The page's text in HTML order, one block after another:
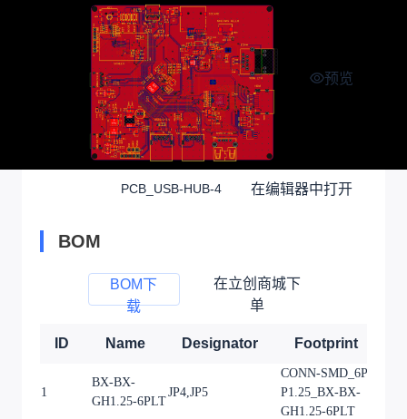
预览
PCB_USB-HUB-4 在编辑器中打开
BOM
BOM下
载
在立创商城下
单
ID Name Designator Footprint
1
BX-BX-
GH1.25-6PLT
JP4,JP5
CONN-SMD_6P-
P1.25_BX-BX-
GH1.25-6PLT